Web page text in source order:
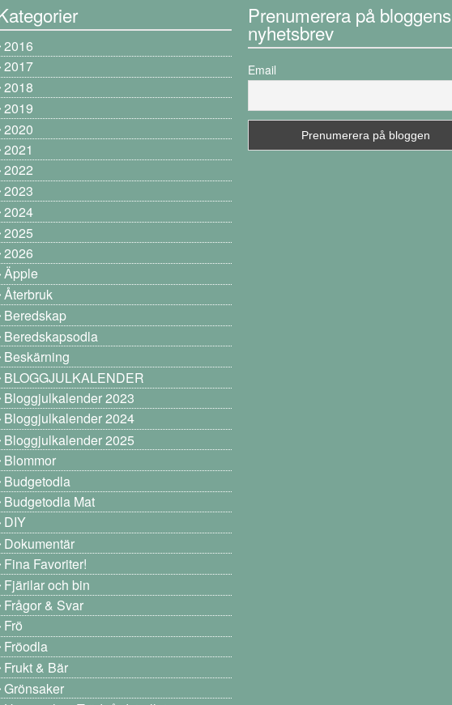
2016
2017
2018
2019
2020
2021
2022
2023
2024
2025
2026
Äpple
Återbruk
Beredskap
Beredskapsodla
Beskärning
BLOGGJULKALENDER
Bloggjulkalender 2023
Bloggjulkalender 2024
Bloggjulkalender 2025
Blommor
Budgetodla
Budgetodla Mat
DIY
Dokumentär
Fina Favoriter!
Fjärilar och bin
Frågor & Svar
Frö
Fröodla
Frukt & Bär
Grönsaker
Prenumerera på bloggens
nyhetsbrev
Email